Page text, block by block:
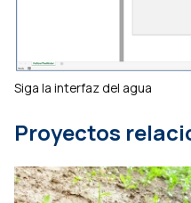
Siga la interfaz del agua
Proyectos